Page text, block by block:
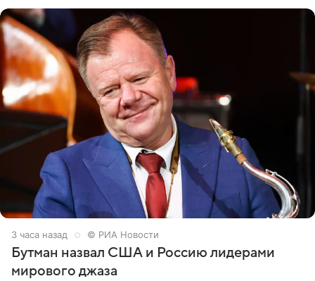
3 часа назад © РИА Новости
Бутман назвал США и Россию лидерами
мирового джаза